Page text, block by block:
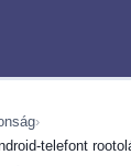
›
telefont